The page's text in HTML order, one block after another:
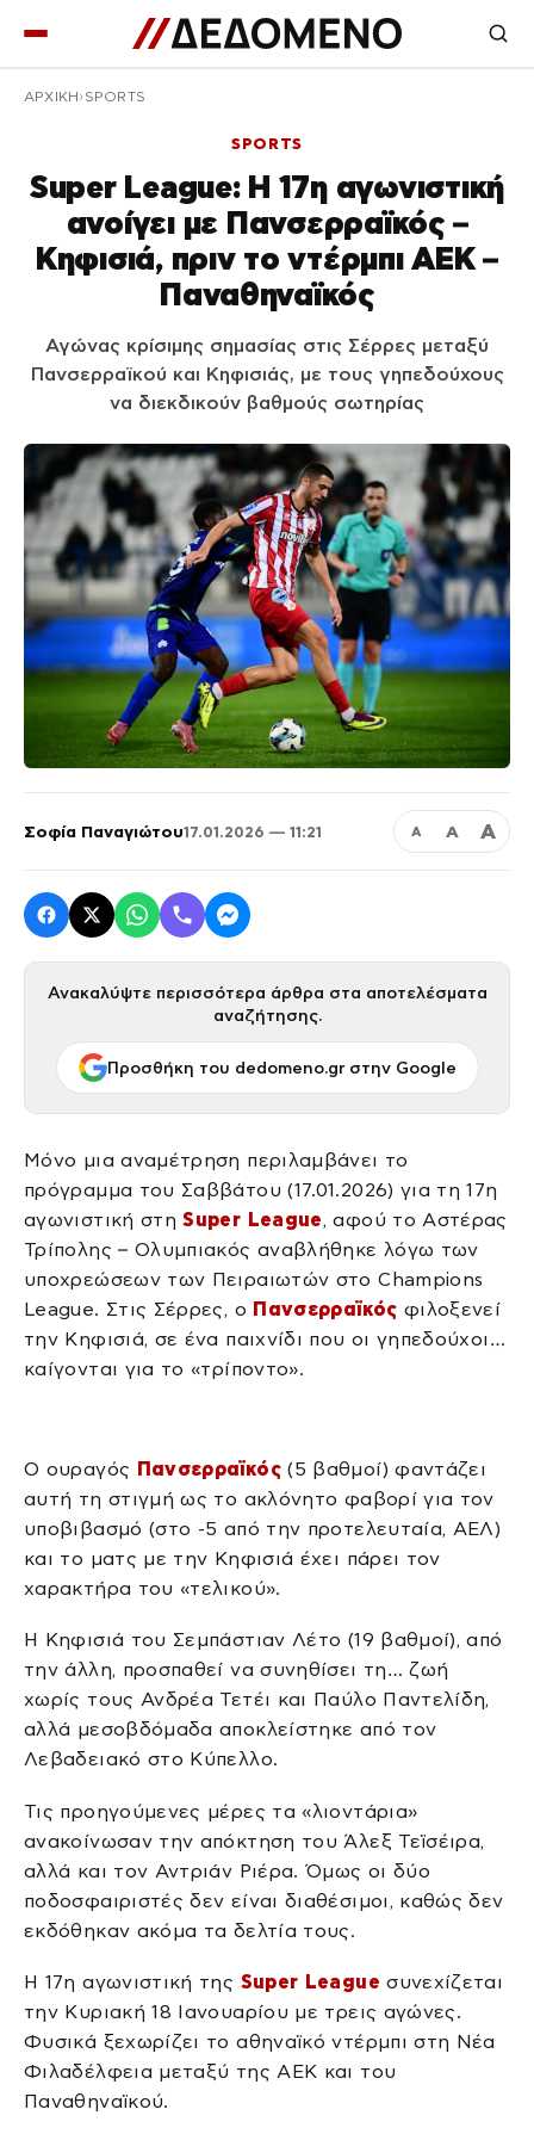
ΑΡΧΙΚΉ SPORTS
SPORTS
Super League: Η 17η αγωνιστική
ανοίγει με Πανσερραϊκός –
Κηφισιά, πριν το ντέρμπι ΑΕΚ –
Παναθηναϊκός
Αγώνας κρίσιμης σημασίας στις Σέρρες μεταξύ
Πανσερραϊκού και Κηφισιάς, με τους γηπεδούχους
να διεκδικούν βαθμούς σωτηρίας
Σοφία Παναγιώτου17.01.2026 — 11:21 Α Α Α
Ανακαλύψτε περισσότερα άρθρα στα αποτελέσματα
αναζήτησης.
Προσθήκη του dedomeno.gr στην Google
Μόνο μια αναμέτρηση περιλαμβάνει το
πρόγραμμα του Σαββάτου (17.01.2026) για τη 17η
αγωνιστική στηSuper League, αφού το Αστέρας
Τρίπολης – Ολυμπιακός αναβλήθηκε λόγω των
υποχρεώσεων των Πειραιωτών στο Champions
League. Στις Σέρρες, ο Πανσερραϊκός φιλοξενεί
την Κηφισιά, σε ένα παιχνίδι που οι γηπεδούχοι…
καίγονται για το «τρίποντο».
Ο ουραγός Πανσερραϊκός(5 βαθμοί) φαντάζει
αυτή τη στιγμή ως το ακλόνητο φαβορί για τον
υποβιβασμό (στο -5 από την προτελευταία, ΑΕΛ)
και το ματς με την Κηφισιά έχει πάρει τον
χαρακτήρα του «τελικού».
Η Κηφισιά του Σεμπάστιαν Λέτο (19 βαθμοί), από
την άλλη, προσπαθεί να συνηθίσει τη… ζωή
χωρίς τους Ανδρέα Τετέι και Παύλο Παντελίδη,
αλλά μεσοβδόμαδα αποκλείστηκε από τον
Λεβαδειακό στο Κύπελλο.
Τις προηγούμενες μέρες τα «λιοντάρια»
ανακοίνωσαν την απόκτηση του Άλεξ Τεϊσέιρα,
αλλά και τον Αντριάν Ριέρα. Όμως οι δύο
ποδοσφαιριστές δεν είναι διαθέσιμοι, καθώς δεν
εκδόθηκαν ακόμα τα δελτία τους.
Η 17η αγωνιστική της Super League συνεχίζεται
την Κυριακή 18 Ιανουαρίου με τρεις αγώνες.
Φυσικά ξεχωρίζει το αθηναϊκό ντέρμπι στη Νέα
Φιλαδέλφεια μεταξύ της ΑΕΚ και του
Παναθηναϊκού.